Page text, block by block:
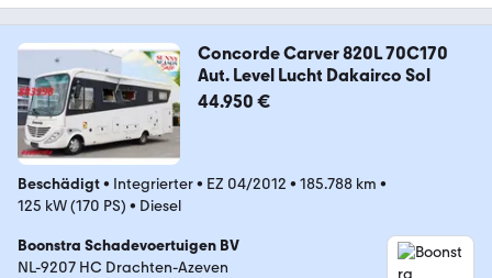
Concorde Carver 820L 70C170
Aut. Level Lucht Dakairco Sol
44.950 €
Beschädigt• Integrierter• EZ 04/2012 • 185.788 km •
125 kW (170 PS) • Diesel
Boonstra Schadevoertuigen BV
NL-9207 HC Drachten-Azeven